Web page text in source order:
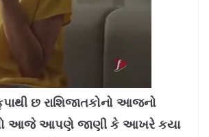
છ રાશિજાતકોનો આજનો
આજે આપણે જાણી કે આખરે કયા